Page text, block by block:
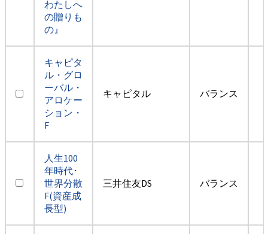
わたしへ
の贈りも
の』
キャピタ
ル・グロ
ーバル・
アロケー
ション・
F
キャピタル バランス
人生100
年時代･
世界分散
F(資産成
長型)
三井住友DS バランス